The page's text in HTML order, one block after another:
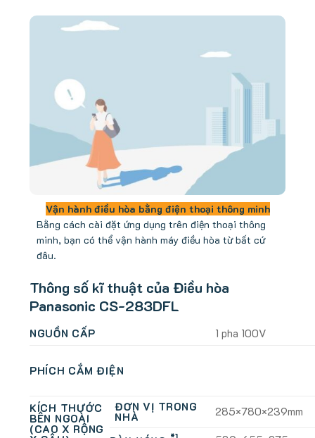
Vận hành điều hòa bằng điện thoại thông minh
Bằng cách cài đặt ứng dụng trên điện thoại thông
minh, bạn có thể vận hành máy điều hòa từ bất cứ
đâu.
Thông số kĩ thuật của Điều hòa
Panasonic CS-283DFL
NGUỒN CẤP 1 pha 100V
PHÍCH CẮM ĐIỆN
KÍCH THƯỚC
BÊN NGOÀI
(CAO X RỘNG
ĐƠN VỊ TRONG
NHÀ 285×780×239mm